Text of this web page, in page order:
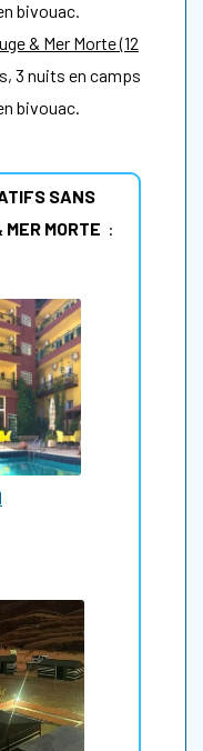
bivouac.
& Mer Morte (12
3 nuits en camps
bivouac.
SANS
MORTE :